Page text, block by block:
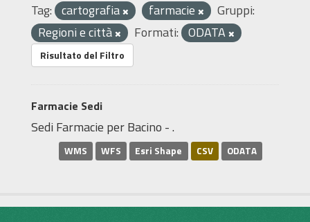
Tag: cartografia farmacie
Gruppi:
Regioni e città
Formati: ODATA
Risultato del Filtro
Farmacie Sedi
Sedi Farmacie per Bacino - .
WMS WFS Esri Shape CSV ODATA